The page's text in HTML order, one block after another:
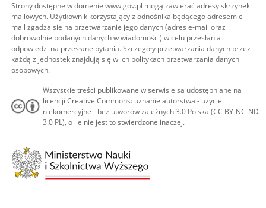
Strony dostępne w domenie www.gov.pl mogą zawierać adresy skrzynek
mailowych. Użytkownik korzystający z odnośnika będącego adresem e-
mail zgadza się na przetwarzanie jego danych (adres e-mail oraz
dobrowolnie podanych danych w wiadomości) w celu przesłania
odpowiedzi na przesłane pytania. Szczegóły przetwarzania danych przez
każdą z jednostek znajdują się w ich politykach przetwarzania danych
osobowych.
Wszystkie treści publikowane w serwisie są udostępniane na
licencji Creative Commons: uznanie autorstwa - użycie
niekomercyjne - bez utworów zależnych 3.0 Polska (CC BY-NC-ND
3.0 PL), o ile nie jest to stwierdzone inaczej.